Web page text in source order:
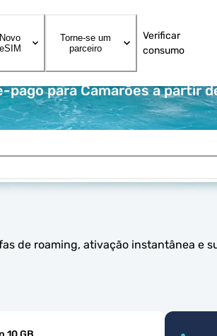
Novo
eSIM
Torne-se um
parceiro
Verificar
consumo
pago para Camarões a partir
de roaming, ativação instantânea e